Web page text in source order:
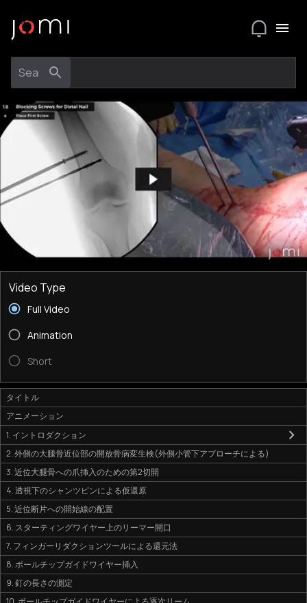
Video Type
Full Video
Animation
Short
タイトル
アニメーション
1. イントロダクション
2. 外側の大腿骨近位部の開放骨病変生検(外側小管下アプローチによる)
3. 近位大腿骨への爪挿入のための第2切開
4. 透視下のシャンツピンによる仮還原
5. 近位断片への開始線の配置
6. スターティングワイヤー上のリーマー開口
7. フィンガーリダクションツールによる還元法
8. ボールチップガイドワイヤー挿入
9. 釘の長さの測定